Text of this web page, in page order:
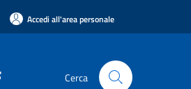
Accedi all'area personale
Cerca